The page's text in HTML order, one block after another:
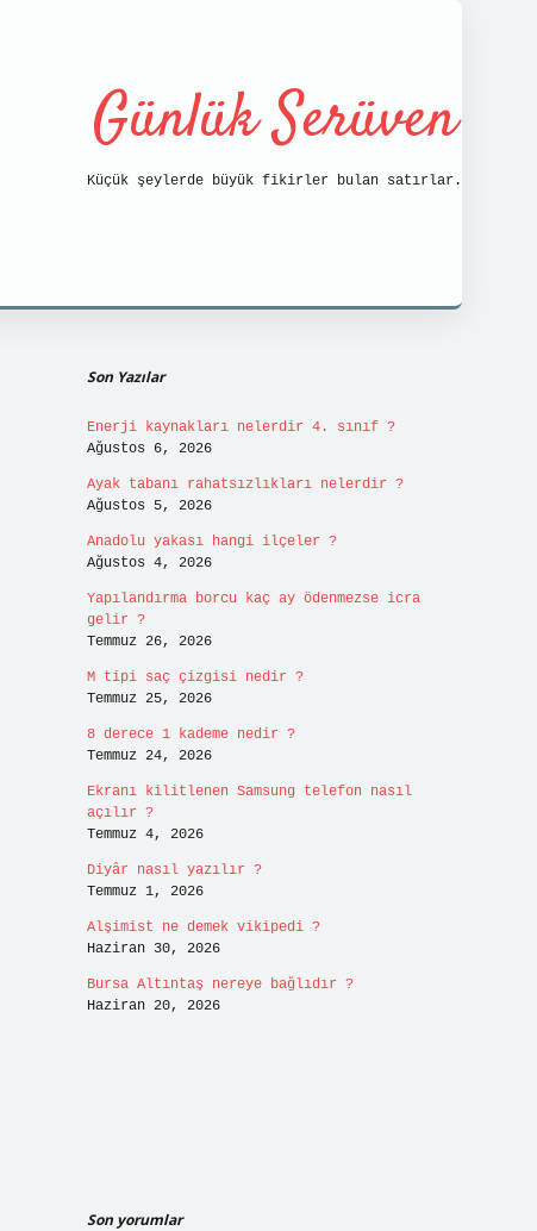
Günlük Serüven
Küçük şeylerde büyük fikirler bulan satırlar.
Son Yazılar
Enerji kaynakları nelerdir 4. sınıf ?
Ağustos 6, 2026
Ayak tabanı rahatsızlıkları nelerdir ?
Ağustos 5, 2026
Anadolu yakası hangi ilçeler ?
Ağustos 4, 2026
Yapılandırma borcu kaç ay ödenmezse icra
gelir ?
Temmuz 26, 2026
M tipi saç çizgisi nedir ?
Temmuz 25, 2026
8 derece 1 kademe nedir ?
Temmuz 24, 2026
Ekranı kilitlenen Samsung telefon nasıl
açılır ?
Temmuz 4, 2026
Diyâr nasıl yazılır ?
Temmuz 1, 2026
Alşimist ne demek vikipedi ?
Haziran 30, 2026
Bursa Altıntaş nereye bağlıdır ?
Haziran 20, 2026
Son yorumlar